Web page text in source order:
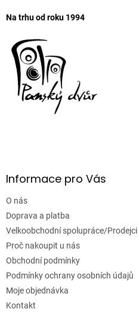
Na trhu od roku 1994
Informace pro Vás
O nás
Doprava a platba
Velkoobchodní spolupráce/Prodejci
Proč nakoupit u nás
Obchodní podmínky
Podmínky ochrany osobních údajů
Moje objednávka
Kontakt